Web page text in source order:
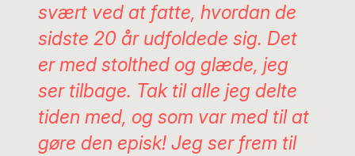
svært ved at fatte, hvordan de
sidste 20 år udfoldede sig. Det
er med stolthed og glæde, jeg
ser tilbage. Tak til alle jeg delte
tiden med, og som var med til at
gøre den episk! Jeg ser frem til